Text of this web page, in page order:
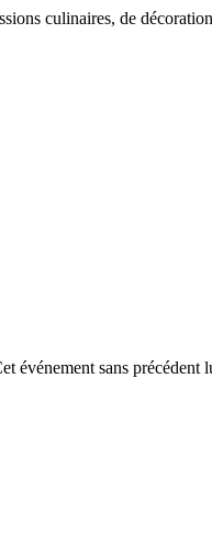
culinaires, de
événement sans